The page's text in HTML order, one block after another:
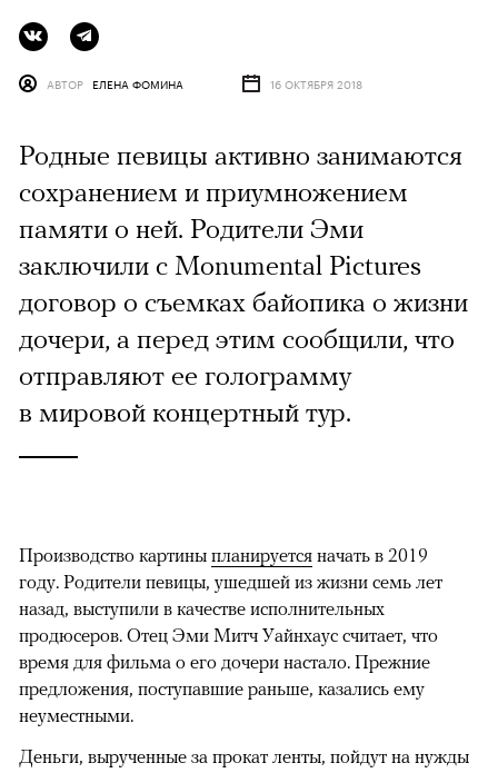
АВТОР ЕЛЕНА ФОМИНА 16 ОКТЯБРЯ 2018
Родные певицы активно занимаются
сохранением и приумножением
памяти о ней. Родители Эми
заключили с Monumental Pictures
договор о съемках байопика о жизни
дочери, а перед этим сообщили, что
отправляют ее голограмму
в мировой концертный тур.
Производство картины планируется начать в 2019
году. Родители певицы, ушедшей из жизни семь лет
назад, выступили в качестве исполнительных
продюсеров. Отец Эми Митч Уайнхаус считает, что
время для фильма о его дочери настало. Прежние
предложения, поступавшие раньше, казались ему
неуместными.
Деньги, вырученные за прокат ленты, пойдут на нужды